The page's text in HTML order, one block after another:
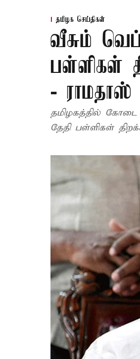
தமிழக செய்திகள்
வீசும்
பள்ளிகள்
- ராமதாஸ்
தமிழகத்தில்
தேதி பள்ளிகள்